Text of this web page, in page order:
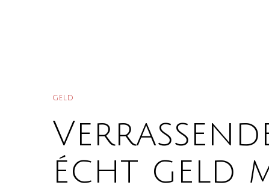
GELD
écht geld